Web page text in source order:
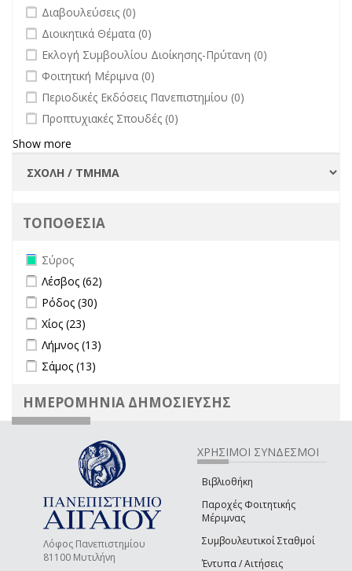
undefined
Διαβουλεύσεις (0)
undefined
Διοικητικά Θέματα (0)
undefined
Εκλογή Συμβουλίου Διοίκησης-Πρύτανη (0)
undefined
Φοιτητική Μέριμνα (0)
undefined
Περιοδικές Εκδόσεις Πανεπιστημίου (0)
undefined
Προπτυχιακές Σπουδές (0)
Show more
ΤΟΠΟΘΕΣΙΑ
Remove Σύρος filter
Σύρος
Apply Λέσβος filter
Λέσβος (62)
Apply Ρόδος filter
Ρόδος (30)
Apply Χίος filter
Χίος (23)
Apply Λήμνος filter
Λήμνος (13)
Apply Σάμος filter
Σάμος (13)
ΗΜΕΡΟΜΗΝΙΑ ΔΗΜΟΣΙΕΥΣΗΣ
Λόφος Πανεπιστημίου
81100 Μυτιλήνη
ΧΡΗΣΙΜΟΙ ΣΥΝΔΕΣΜΟΙ
Βιβλιοθήκη
Παροχές Φοιτητικής
Μέριμνας
Συμβουλευτικοί Σταθμοί
Έντυπα / Αιτήσεις